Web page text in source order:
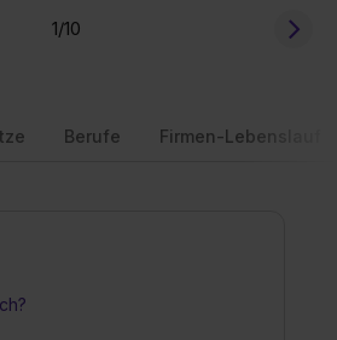
1/10
Berufe Firmen-Lebenslauf